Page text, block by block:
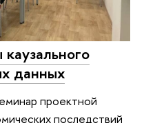
данных
проектной
последствий